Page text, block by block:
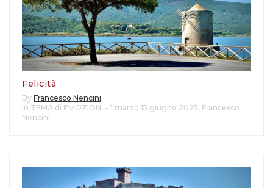
Felicità
By Francesco Nencini
In TEMA di EMOZIONI – 1 marzo 15 giugno 2025, Francesco
Nencini